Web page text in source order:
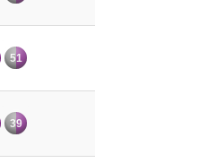
51
39